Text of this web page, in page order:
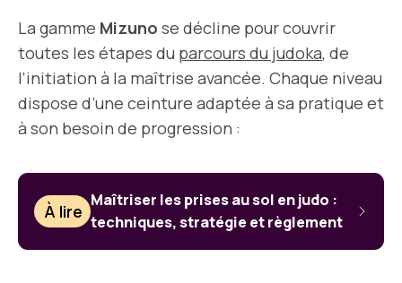
La gamme Mizuno se décline pour couvrir
toutes les étapes du parcours du judoka, de
l’initiation à la maîtrise avancée. Chaque niveau
dispose d’une ceinture adaptée à sa pratique et
à son besoin de progression :
À lire
Maîtriser les prises au sol en judo :
techniques, stratégie et règlement